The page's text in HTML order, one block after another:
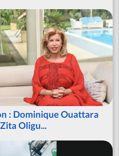
: Dominique Ouattara
Oligu...